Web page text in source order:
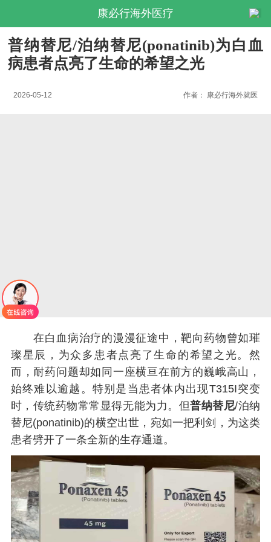
康必行海外医疗
普纳替尼/泊纳替尼(ponatinib)为白血
病患者点亮了生命的希望之光
2026-05-12 作者： 康必行海外就医
在白血病治疗的漫漫征途中，靶向药物曾如璀
璨星辰，为众多患者点亮了生命的希望之光。然
而，耐药问题却如同一座横亘在前方的巍峨高山，
始终难以逾越。特别是当患者体内出现T315I突变
时，传统药物常常显得无能为力。但普纳替尼/泊纳
替尼(ponatinib)的横空出世，宛如一把利剑，为这类
患者劈开了一条全新的生存通道。